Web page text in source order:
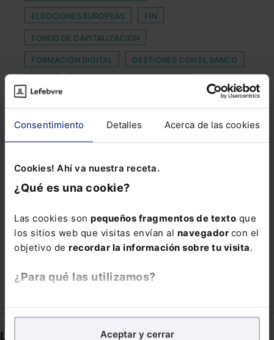
Consentimiento Detalles Acerca de las cookies
Cookies! Ahí va nuestra receta.
¿Qué es una cookie?
Las cookies son pequeños fragmentos de texto que
los sitios web que visitas envían al navegador con el
objetivo de recordar la información sobre tu visita.
¿Para qué las utilizamos?
analíticospara tratar demejorar tu experienciaen
nuestra página web. También con fines publicitarios,
Aceptar y cerrar
ELECCIONES EUROPEAS FIN
FONDO DE CAPITALIZACION
FORMACIÓN DIGITAL GESTIONES CON EL BANCO
MEDICO FORENSE
HORIZONTAL
NO RESIDENTES OEDE
SOCIAL MEDIA SOCIEDAD CONJUNTA
TELETRABAJO
Links directos